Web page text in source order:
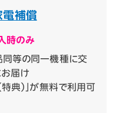
電補償
時のみ
同等の同一機種に交
届け
特典）」が無料で利用可